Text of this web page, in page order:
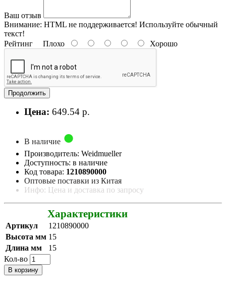
Ваш отзыв
Внимание: HTML не поддерживается! Используйте обычный
текст!
Рейтинг Плохо Хорошо
Продолжить
Цена: 649.54 р.
В наличие
Производитель: Weidmueller
Доступность: в наличие
Код товара: 1210890000
Оптовые поставки из Китая
Инфо: Цена и доставка по запросу
Характеристики
Артикул
1210890000
Высота мм 15
Длина мм
15
Кол-во
В корзину